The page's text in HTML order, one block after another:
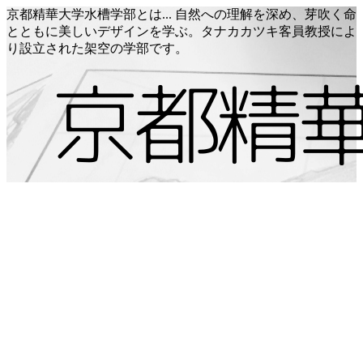
京都精華大学水槽学部とは... 自然への理解を深め、芽吹く命
とともに美しいデザインを学ぶ。タナカカツキ客員教授によ
り設立された架空の学部です。